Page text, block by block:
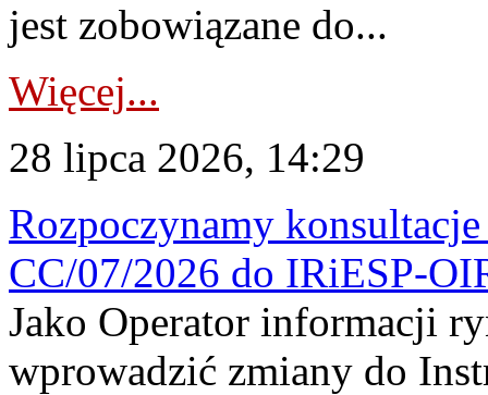
jest zobowiązane do...
Więcej...
28 lipca 2026, 14:29
Rozpoczynamy
CC/07/2026 do IRiESP-
Jako Operator informacji
wprowadzić zmiany do